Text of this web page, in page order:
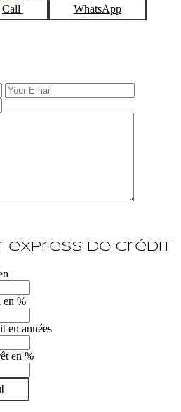
Call WhatsApp
express de crédit
en %
en années
en %